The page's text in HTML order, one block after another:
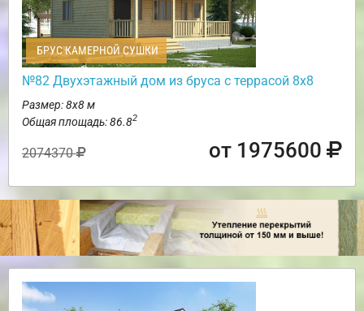
БРУС КАМЕРНОЙ СУШКИ
№82 Двухэтажный дом из бруса с террасой 8х8
Размер: 8х8 м
Общая площадь: 86.82
2074370 от 1975600